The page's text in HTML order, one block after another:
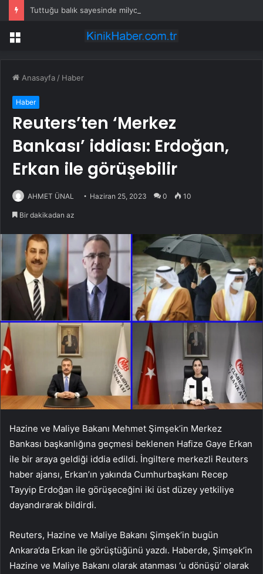
Tuttuğu balık sayesinde milyoner oldu
Menü
Anasayfa / Haber
Haber
Reuters’ten ‘Merkez
Bankası’ iddiası: Erdoğan,
Erkan ile görüşebilir
AHMET ÜNAL Haziran 25, 2023 0 10
Bir dakikadan az
Hazine ve Maliye Bakanı Mehmet Şimşek’in Merkez
Bankası başkanlığına geçmesi beklenen Hafize Gaye Erkan
ile bir araya geldiği iddia edildi. İngiltere merkezli Reuters
haber ajansı, Erkan’ın yakında Cumhurbaşkanı Recep
Tayyip Erdoğan ile görüşeceğini iki üst düzey yetkiliye
dayandırarak bildirdi.
Reuters, Hazine ve Maliye Bakanı Şimşek’in bugün
Ankara’da Erkan ile görüştüğünü yazdı. Haberde, Şimşek’in
Hazine ve Maliye Bakanı olarak atanması ‘u dönüşü’ olarak